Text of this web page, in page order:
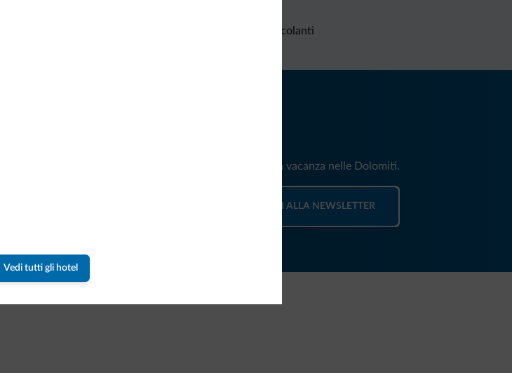
Vedi tutti gli hotel
Richieste non vincolanti
Riceverai informazioni, offerte esclusive e news per la tua vacanza nelle Dolomiti.
ISCRIVITI ALLA NEWSLETTER